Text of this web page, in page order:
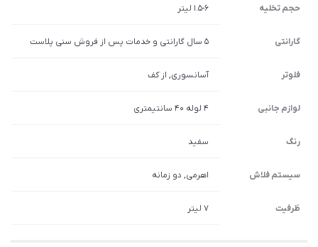
حجم تخلیه 1.5-6 لیتر
گارانتی 5 سال گارانتی و خدمات پس از فروش سنی پلاست
فلوتر آسانسوری, از کف
لوازم جانبی 4 لوله 40 سانتیمتری
رنگ سفید
سیستم فلاش اهرمی, دو زمانه
ظرفیت 7 لیتر